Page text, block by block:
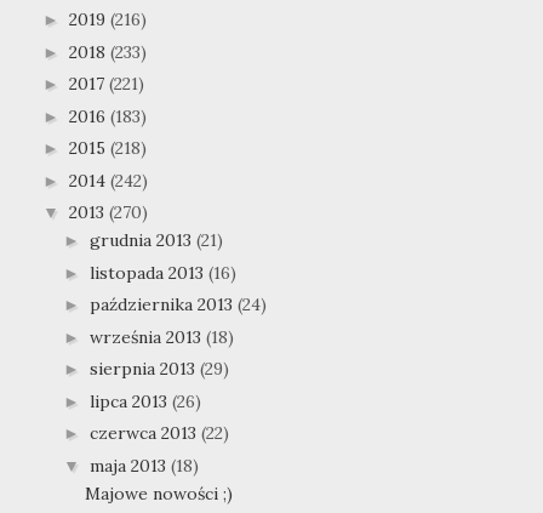
► 2019 (216)
► 2018 (233)
► 2017 (221)
► 2016 (183)
► 2015 (218)
► 2014 (242)
▼ 2013 (270)
► grudnia 2013 (21)
► listopada 2013 (16)
► października 2013 (24)
► września 2013 (18)
► sierpnia 2013 (29)
► lipca 2013 (26)
► czerwca 2013 (22)
▼ maja 2013 (18)
Majowe nowości ;)